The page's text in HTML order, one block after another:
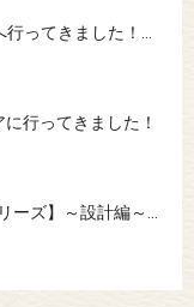
ってきました！…
行ってきました！
ーズ】～設計編～…